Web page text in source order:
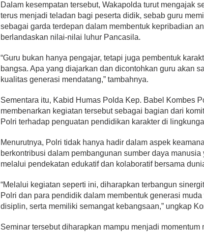
Dalam kesempatan tersebut, Wakapolda turut mengajak
terus menjadi teladan bagi peserta didik, sebab guru
sebagai garda terdepan dalam membentuk kepribadian
berlandaskan nilai-nilai luhur Pancasila.
“Guru bukan hanya pengajar, tetapi juga pembentuk
bangsa. Apa yang diajarkan dan dicontohkan guru akan
kualitas generasi mendatang,” tambahnya.
Sementara itu, Kabid Humas Polda Kep. Babel Kombes
membenarkan kegiatan tersebut sebagai bagian dari
Polri terhadap penguatan pendidikan karakter di
Menurutnya, Polri tidak hanya hadir dalam aspek
berkontribusi dalam pembangunan sumber daya manusia
melalui pendekatan edukatif dan kolaboratif bersama
“Melalui kegiatan seperti ini, diharapkan terbangun
Polri dan para pendidik dalam membentuk generasi
disiplin, serta memiliki semangat kebangsaan,” ungkap
Seminar tersebut diharapkan mampu menjadi momentum